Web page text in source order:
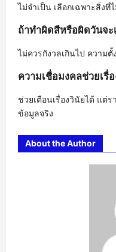
ไม่จำเป็น เลือกเฉพาะสิ่ง
ถ้าทำผิดสีหรือผิดวันจะ
ไม่ควรกังวลเกินไป ความ
ความเชื่อมงคลช่วยเรื่อ
ช่วยเตือนเรื่องวินัยได้ แต่
ข้อมูลจริง
About the Author